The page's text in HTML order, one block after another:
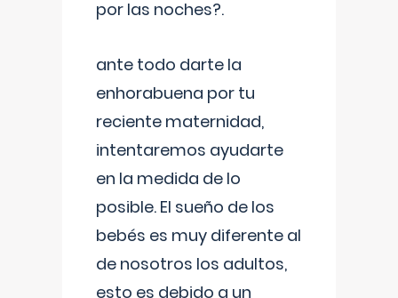
por las noches?.
ante todo darte la
enhorabuena por tu
reciente maternidad,
intentaremos ayudarte
en la medida de lo
posible. El sueño de los
bebés es muy diferente al
de nosotros los adultos,
esto es debido a un